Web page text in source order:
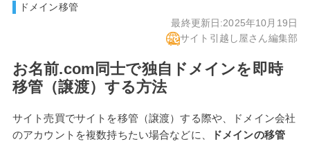
ドメイン移管
最終更新日:2025年10月19日
サイト引越し屋さん編集部
お名前.com同士で独自ドメインを即時
移管（譲渡）する方法
サイト売買でサイトを移管（譲渡）する際や、ドメイン会社
のアカウントを複数持ちたい場合などに、
ドメインの移管